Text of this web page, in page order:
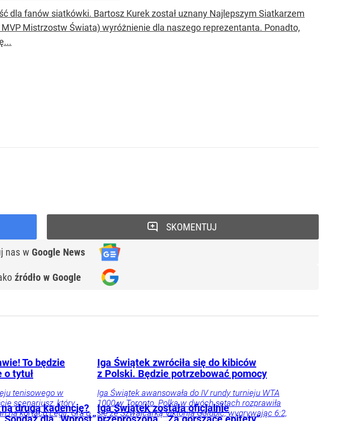
dla fanów siatkówki. Bartosz Kurek został uznany Najlepszym Siatkarzem
MVP Mistrzostw Świata) wyróżnienie dla naszego reprezentanta. Ponadto,
nas w Google News
źródło w Google
SKOMENTUJ
To będzie
o tytuł
tenisowego w
scenariusz, który
na kortach Legii. Gra o
Iga Świątek zwróciła się do kibiców
z Polski. Będzie potrzebować pomocy
Iga Świątek awansowała do IV rundy turnieju WTA
1000 w Toronto. Polka w dwóch setach rozprawiła
się ze Szwajcarką Viktorija Golubic, wygrywając 6:2,
drugą kadencję?
Iga Świątek została oficjalnie